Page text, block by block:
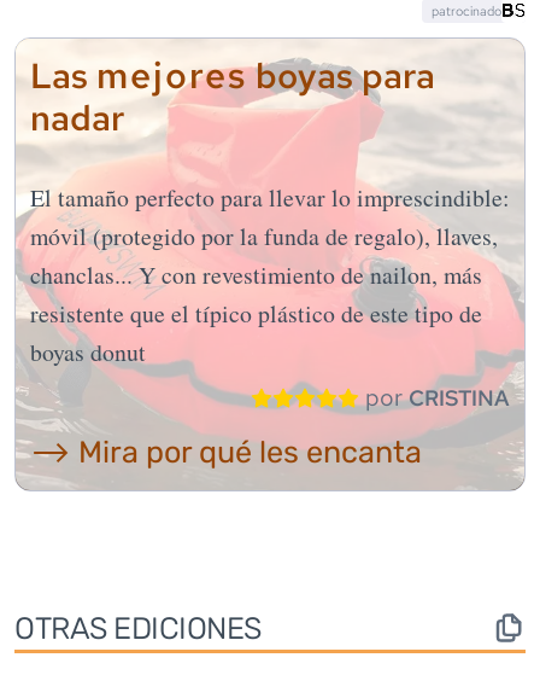
Las mejoresboyas para
nadar
El tamaño perfecto para llevar lo imprescindible:
móvil (protegido por la funda de regalo), llaves,
chanclas... Y con revestimiento de nailon, más
resistente que el típico plástico de este tipo de
boyas donut
porCRISTINA
⟶ Mira por qué les encanta
patrocinado
OTRAS EDICIONES